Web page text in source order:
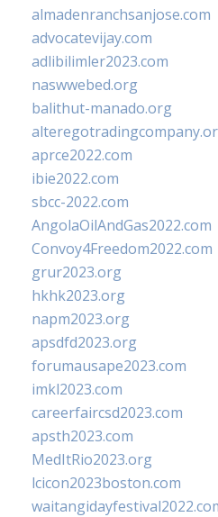
almadenranchsanjose.com
advocatevijay.com
adlibilimler2023.com
naswwebed.org
balithut-manado.org
aprce2022.com
ibie2022.com
sbcc-2022.com
AngolaOilAndGas2022.com
Convoy4Freedom2022.com
grur2023.org
hkhk2023.org
napm2023.org
apsdfd2023.org
forumausape2023.com
imkl2023.com
careerfaircsd2023.com
apsth2023.com
MedItRio2023.org
lcicon2023boston.com